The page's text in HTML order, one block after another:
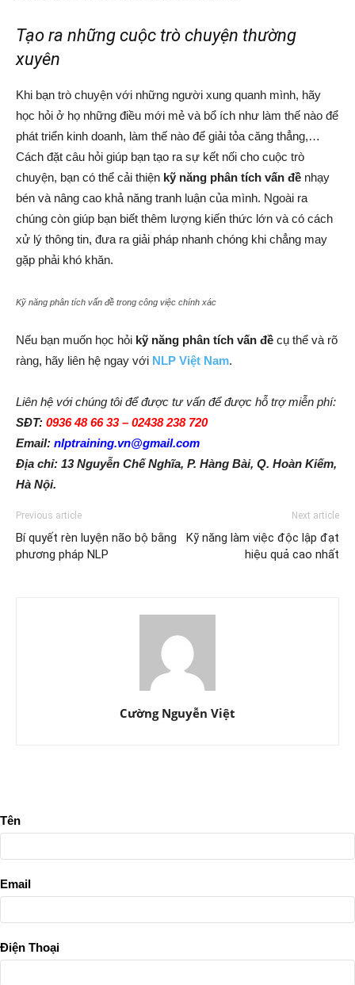
Tạo ra những cuộc trò chuyện thường
xuyên
Khi bạn trò chuyện với những người xung quanh mình, hãy
học hỏi ở họ những điều mới mẻ và bổ ích như làm thế nào để
phát triển kinh doanh, làm thế nào để giải tỏa căng thẳng,…
Cách đặt câu hỏi giúp bạn tạo ra sự kết nối cho cuộc trò
chuyện, bạn có thể cải thiện kỹ năng phân tích vấn đề nhạy
bén và nâng cao khả năng tranh luận của mình. Ngoài ra
chúng còn giúp bạn biết thêm lượng kiến thức lớn và có cách
xử lý thông tin, đưa ra giải pháp nhanh chóng khi chẳng may
gặp phải khó khăn.
Kỹ năng phân tích vấn đề trong công việc chính xác
Nếu bạn muốn học hỏi kỹ năng phân tích vấn đề cụ thể và rõ
ràng, hãy liên hệ ngay với NLP Việt Nam.
Liên hệ với chúng tôi để được tư vấn để được hỗ trợ miễn phí:
SĐT: 0936 48 66 33 – 02438 238 720
Email: nlptraining.vn@gmail.com
Địa chỉ: 13 Nguyễn Chế Nghĩa, P. Hàng Bài, Q. Hoàn Kiếm,
Hà Nội.
Previous article
Bí quyết rèn luyện não bộ bằng
phương pháp NLP
Next article
Kỹ năng làm việc độc lập đạt
hiệu quả cao nhất
Cường Nguyễn Việt
Tên
Email
Điện Thoại